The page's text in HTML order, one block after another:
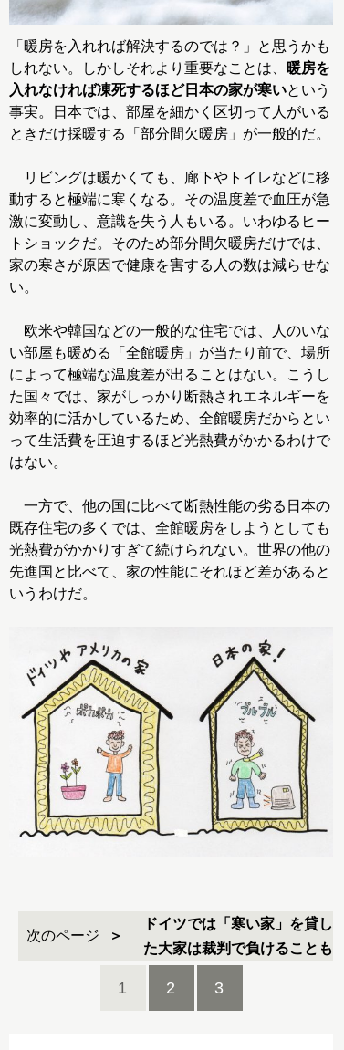
「暖房を入れれば解決するのでは？」と思うかも
しれない。しかしそれより重要なことは、
暖房を
入れなければ凍死するほど日本の家が寒いという
事実。日本では、部屋を細かく区切って人がいる
ときだけ採暖する「部分間欠暖房」が一般的だ。
リビングは暖かくても、廊下やトイレなどに移
動すると極端に寒くなる。その温度差で血圧が急
激に変動し、意識を失う人もいる。いわゆるヒー
トショックだ。そのため部分間欠暖房だけでは、
家の寒さが原因で健康を害する人の数は減らせな
い。
欧米や韓国などの一般的な住宅では、人のいな
い部屋も暖める「全館暖房」が当たり前で、場所
によって極端な温度差が出ることはない。こうし
た国々では、家がしっかり断熱されエネルギーを
効率的に活かしているため、全館暖房だからとい
って生活費を圧迫するほど光熱費がかかるわけで
はない。
一方で、他の国に比べて断熱性能の劣る日本の
既存住宅の多くでは、全館暖房をしようとしても
光熱費がかかりすぎて続けられない。世界の他の
先進国と比べて、家の性能にそれほど差があると
いうわけだ。
次のページ
ドイツでは「寒い家」を貸し
た大家は裁判で負けることも
1 2 3